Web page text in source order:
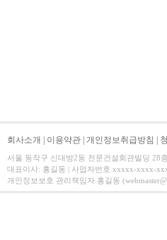
회사소개 이용약관 개인정보취급방침
서울 동작구 신대방2동 전문건설회관빌딩 28
대표이사: 홍길동 | 사업자번호 xxxxx-xxxx-
개인정보보호 관리책임자:홍길동